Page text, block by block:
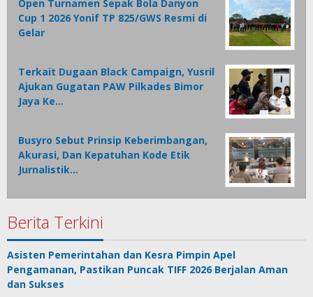
Open Turnamen Sepak Bola Danyon
Cup 1 2026 Yonif TP 825/GWS Resmi di
Gelar
Terkait Dugaan Black Campaign, Yusril
Ajukan Gugatan PAW Pilkades Bimor
Jaya Ke…
Busyro Sebut Prinsip Keberimbangan,
Akurasi, Dan Kepatuhan Kode Etik
Jurnalistik…
Berita Terkini
Asisten Pemerintahan dan Kesra Pimpin Apel
Pengamanan, Pastikan Puncak TIFF 2026 Berjalan Aman
dan Sukses